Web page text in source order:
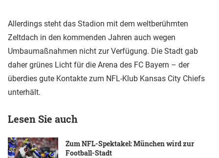
Allerdings steht das Stadion mit dem weltberühmten
Zeltdach in den kommenden Jahren auch wegen
Umbaumaßnahmen nicht zur Verfügung. Die Stadt gab
daher grünes Licht für die Arena des FC Bayern – der
überdies gute Kontakte zum NFL-Klub Kansas City Chiefs
unterhält.
Lesen Sie auch
Zum NFL-Spektakel: München wird zur
Football-Stadt